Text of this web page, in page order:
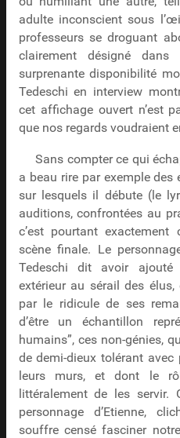
adulte inconscient sous
professeurs se droguant
clairement désigné
surprenante disponibilité
Tedeschi en interview
cet affichage ouvert n’est
que nos regards voudraient
Sans compter ce qui
a beau rire par exemple
sur lesquels il débute (le
auditions, confrontées au
c’est pourtant exactement
scène finale. Le
Tedeschi dit avoir
extérieur au sérail des élus,
par le ridicule de ses
d’être un échantillon
humains”, ces non-génies,
de demi-dieux tolérant avec
leurs murs, et dont le
littéralement de les
personnage d’Etienne,
souffre censé fasciner